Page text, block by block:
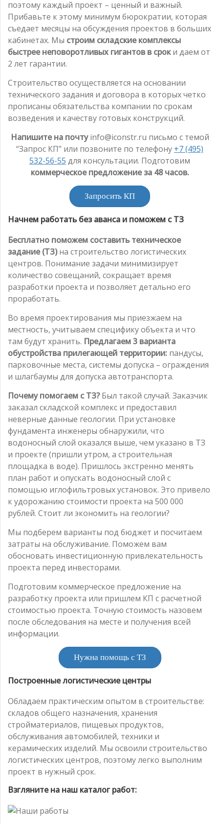
поэтому каждый проект – ценный и важный.
Прибавьте к этому минимум бюрократии, которая
съедает месяцы на обсуждения проектов в больших
кабинетах. Мы строим складские комплексы
быстрее неповоротливых гигантов в сроки даем от
2 лет гарантии.
Строительство осуществляется на основании
технического задания и договора в которых четко
прописаны обязательства компании по срокам
возведения и качеству готовых конструкций.
Напишите на почтуinfo@iconstr.ru письмо с темой
“Запрос КП” или позвоните по телефону +7 (495)
532-56-55 для консультации. Подготовим
коммерческое предложение за 48 часов.
Запросить КП
Начнем работать без аванса и поможем с ТЗ
Бесплатно поможем составить техническое
задание (ТЗ)на строительство логистических
центров. Понимание задачи минимизирует
количество совещаний, сокращает время
разработки проекта и позволяет детально его
проработать.
Во время проектирования мы приезжаем на
местность, учитываем специфику объекта и что
там будут хранить. Предлагаем 3 варианта
обустройства прилегающей территории: пандусы,
парковочные места, системы допуска – ограждения
и шлагбаумы для допуска автотранспорта.
Почему помогаем с ТЗ?Был такой случай. Заказчик
заказал складской комплекс и предоставил
неверные данные геологии. При установке
фундамента инженеры обнаружили, что
водоносный слой оказался выше, чем указано в ТЗ
и проекте (пришли утром, а строительная
площадка в воде). Пришлось экстренно менять
план работ и опускать водоносный слой с
помощью иглофильтровых установок. Это привело
к удорожанию стоимости проекта на 500 000
рублей. Стоит ли экономить на геологии?
Мы подберем варианты под бюджет и посчитаем
затраты на обслуживание. Поможем вам
обосновать инвестиционную привлекательность
проекта перед инвесторами.
Подготовим коммерческое предложение на
разработку проекта или пришлем КП с расчетной
стоимостью проекта. Точную стоимость назовем
после обследования на месте и получения всей
информации.
Нужна помощь с ТЗ
Построенные логистические центры
Обладаем практическим опытом в строительстве:
складов общего назначения, хранения
стройматериалов, пищевых продуктов,
обслуживания автомобилей, техники и
керамических изделий. Мы освоили строительство
логистических центров, поэтому легко выполним
проект в нужный срок.
Взгляните на наш каталог работ: